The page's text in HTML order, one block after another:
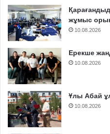
жұмыс
10.08.2026
Ерекше
10.08.2026
Ұлы Абай
10.08.2026